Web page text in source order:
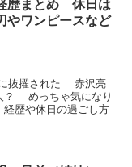
歴まとめ 休日は
やワンピースなど
に抜擢された 赤沢亮
？ めっちゃ気になり
歴や休日の過ごし方